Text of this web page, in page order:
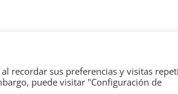
recordar sus preferencias y visitas
puede visitar "Configuración de